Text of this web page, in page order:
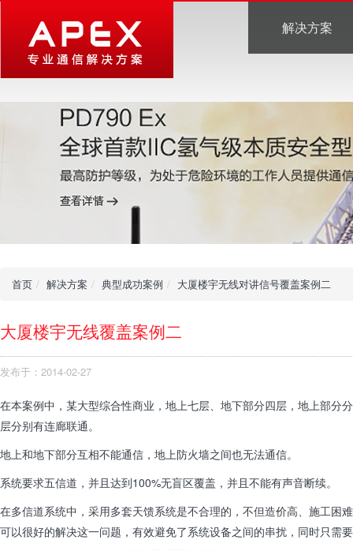
解决方案
首页 解决方案 典型成功案例 大厦楼宇无线对讲信号覆盖案例二
大厦楼宇无线覆盖案例二
发布于：2014-02-27
在本案例中，某大型综合性商业，地上七层、地下部分四层，地上部分
层分别有连廊联通。
地上和地下部分互相不能通信，地上防火墙之间也无法通信。
系统要求五信道，并且达到100%无盲区覆盖，并且不能有声音断续。
在多信道系统中，采用多套天馈系统是不合理的，不但造价高、施工困
可以很好的解决这一问题，有效避免了系统设备之间的串扰，同时只需